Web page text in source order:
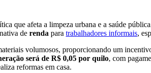
que afeta a limpeza urbana e a saúde
de renda para trabalhadores informais,
volumosos, proporcionando um
será de R$ 0,05 por quilo, com
reformas em casa.